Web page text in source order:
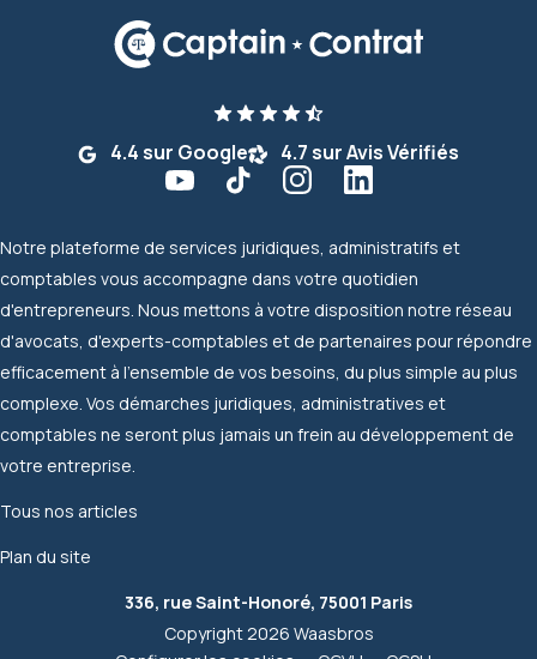
4.4 sur Google 4.7 sur Avis Vérifiés
Notre plateforme de services juridiques, administratifs et
comptables vous accompagne dans votre quotidien
d'entrepreneurs. Nous mettons à votre disposition notre réseau
d'avocats, d'experts-comptables et de partenaires pour répondre
efficacement à l'ensemble de vos besoins, du plus simple au plus
complexe. Vos démarches juridiques, administratives et
comptables ne seront plus jamais un frein au développement de
votre entreprise.
Tous nos articles
Plan du site
336, rue Saint-Honoré, 75001 Paris
Copyright 2026 Waasbros